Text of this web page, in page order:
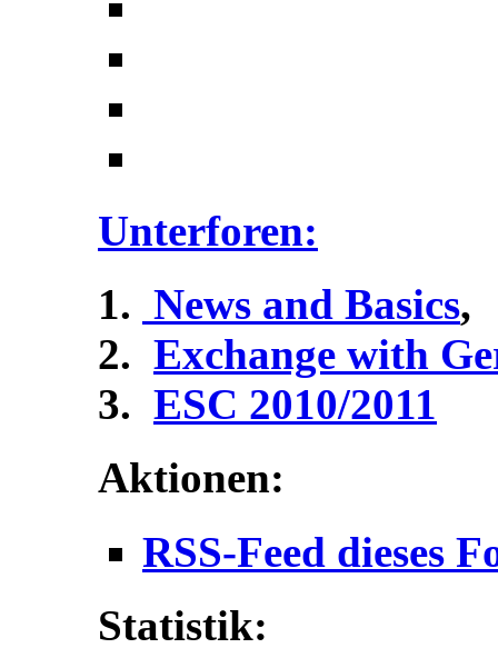
Unterforen:
News and Basics,
Exchange with
ESC 2010/2011
Aktionen:
RSS-Feed dieses
Statistik: